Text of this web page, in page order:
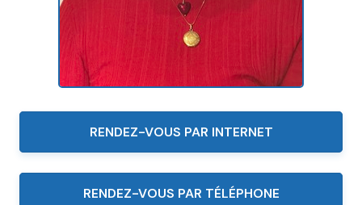
RENDEZ-VOUS PAR INTERNET
RENDEZ-VOUS PAR TÉLÉPHONE